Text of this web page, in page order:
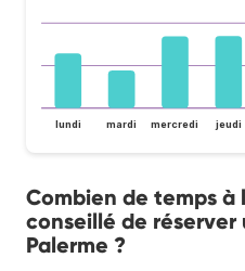
lundi mardi mercredi jeudi
Combien de temps
conseillé de réserver
Palerme ?